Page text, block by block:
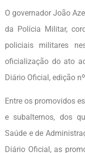
O governador João
da Polícia Militar,
policiais militares
oficialização do ato
Diário Oficial, edição
Entre os promovidos
e subalternos, dos
Saúde e de
Diário Oficial, as